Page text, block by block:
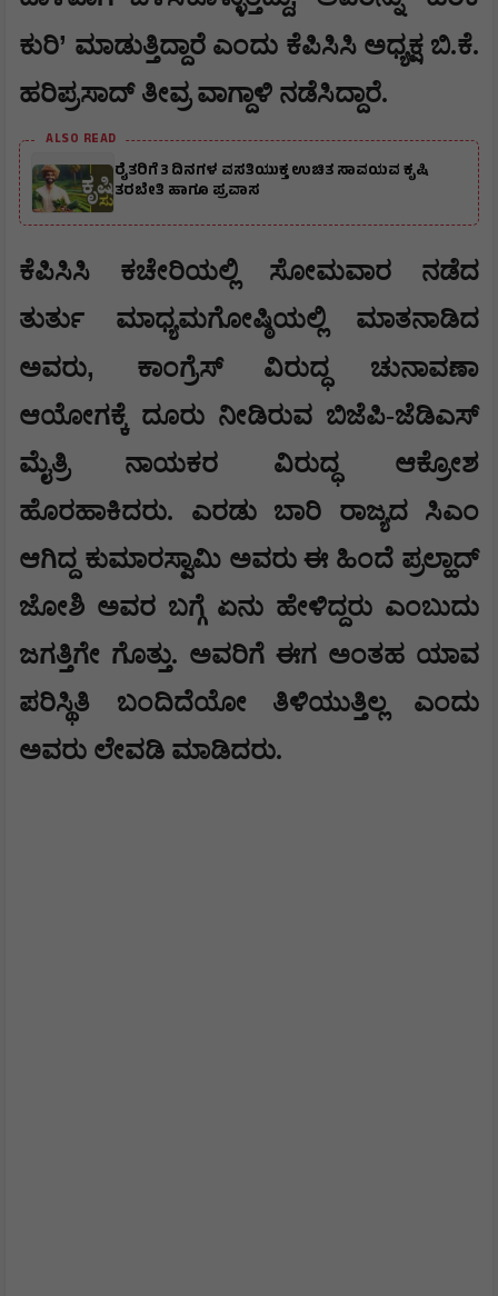
ಕುರಿ’ ಮಾಡುತ್ತಿದ್ದಾರೆ ಎಂದು ಕೆಪಿಸಿಸಿ ಅಧ್ಯಕ್ಷ ಬಿ.ಕೆ.
ಹರಿಪ್ರಸಾದ್ ತೀವ್ರ ವಾಗ್ದಾಳಿ ನಡೆಸಿದ್ದಾರೆ.
ALSO READ
ರೈತರಿಗೆ 3 ದಿನಗಳ ವಸತಿಯುಕ್ತ ಉಚಿತ ಸಾವಯವ ಕೃಷಿ
ತರಬೇತಿ ಹಾಗೂ ಪ್ರವಾಸ
ಕೆಪಿಸಿಸಿ ಕಚೇರಿಯಲ್ಲಿ ಸೋಮವಾರ ನಡೆದ
ತುರ್ತು ಮಾಧ್ಯಮಗೋಷ್ಠಿಯಲ್ಲಿ ಮಾತನಾಡಿದ
ಅವರು, ಕಾಂಗ್ರೆಸ್ ವಿರುದ್ಧ ಚುನಾವಣಾ
ಆಯೋಗಕ್ಕೆ ದೂರು ನೀಡಿರುವ ಬಿಜೆಪಿ-ಜೆಡಿಎಸ್
ಮೈತ್ರಿ ನಾಯಕರ ವಿರುದ್ಧ ಆಕ್ರೋಶ
ಹೊರಹಾಕಿದರು. ಎರಡು ಬಾರಿ ರಾಜ್ಯದ ಸಿಎಂ
ಆಗಿದ್ದ ಕುಮಾರಸ್ವಾಮಿ ಅವರು ಈ ಹಿಂದೆ ಪ್ರಲ್ಹಾದ್
ಜೋಶಿ ಅವರ ಬಗ್ಗೆ ಏನು ಹೇಳಿದ್ದರು ಎಂಬುದು
ಜಗತ್ತಿಗೇ ಗೊತ್ತು. ಅವರಿಗೆ ಈಗ ಅಂತಹ ಯಾವ
ಪರಿಸ್ಥಿತಿ ಬಂದಿದೆಯೋ ತಿಳಿಯುತ್ತಿಲ್ಲ ಎಂದು
ಅವರು ಲೇವಡಿ ಮಾಡಿದರು.